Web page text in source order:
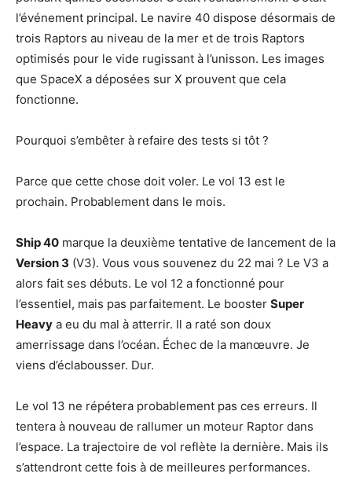
l’événement principal. Le navire 40 dispose désormais de
trois Raptors au niveau de la mer et de trois Raptors
optimisés pour le vide rugissant à l’unisson. Les images
que SpaceX a déposées sur X prouvent que cela
fonctionne.
Pourquoi s’embêter à refaire des tests si tôt ?
Parce que cette chose doit voler. Le vol 13 est le
prochain. Probablement dans le mois.
Ship 40 marque la deuxième tentative de lancement de la
Version 3 (V3). Vous vous souvenez du 22 mai ? Le V3 a
alors fait ses débuts. Le vol 12 a fonctionné pour
l’essentiel, mais pas parfaitement. Le booster Super
Heavy a eu du mal à atterrir. Il a raté son doux
amerrissage dans l’océan. Échec de la manœuvre. Je
viens d’éclabousser. Dur.
Le vol 13 ne répétera probablement pas ces erreurs. Il
tentera à nouveau de rallumer un moteur Raptor dans
l’espace. La trajectoire de vol reflète la dernière. Mais ils
s’attendront cette fois à de meilleures performances.